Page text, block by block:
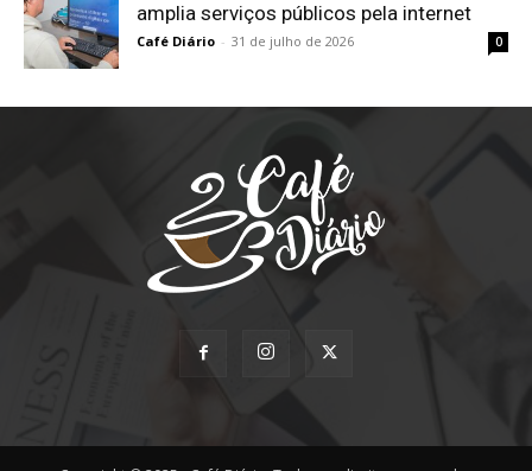
amplia serviços públicos pela internet
Café Diário - 31 de julho de 2026 0